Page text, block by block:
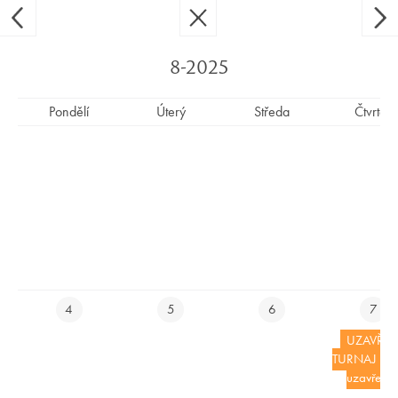
Ypsilon Golf Resort Liberec
EN
8-2025
Pondělí Úterý Středa Čtvrtek
4 5 6
7
TURNAJ -
uzavřeno